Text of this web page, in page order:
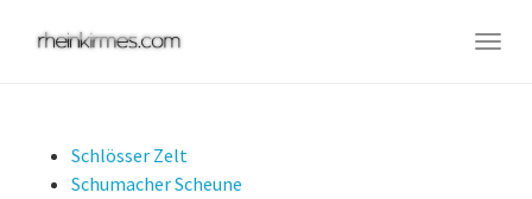
Schlösser Zelt
Schumacher Scheune